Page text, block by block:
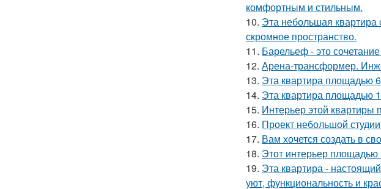
комфортным и стильным.
10. Эта небольшая квартира
скромное пространство.
11. Барельеф - это
12. Арена-трансформер.
13. Эта квартира площадью
14. Эта квартира площадью
15. Интерьер этой квартиры
16. Проект небольшой
17. Вам хочется создать в
18. Этот интерьер площадью
19. Эта квартира -
уют, функциональность и